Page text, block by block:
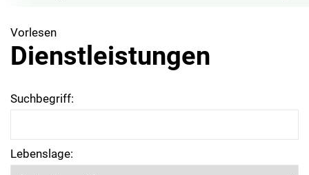
Vorlesen
Dienstleistungen
Suchbegriff:
Lebenslage: